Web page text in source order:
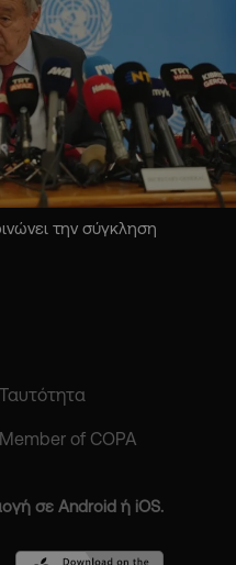
την σύγκληση
Ταυτότητα
Member of COPA
σε Android ή iOS.